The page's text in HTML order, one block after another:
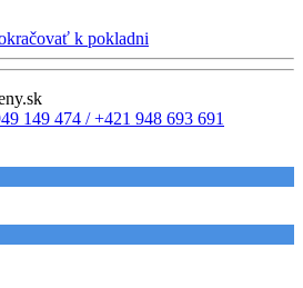
k pokladni
149 474 / +421 948 693 691